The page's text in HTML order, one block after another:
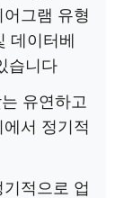
그램 유형
데이터베
습니다
유연하고
서 정기적
적으로 업